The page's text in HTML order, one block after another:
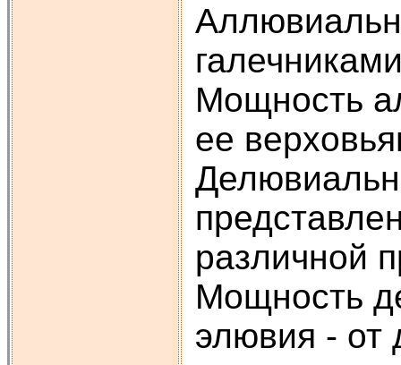
Мощность
ее
различной
Мощность
элювия - от